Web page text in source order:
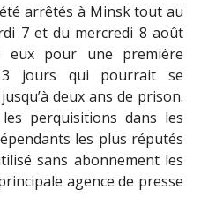
arrêtés à Minsk tout au
7 et du mercredi 8 août
eux pour une première
3 jours qui pourrait se
deux ans de prison.
perquisitions dans les
les plus réputés
sans abonnement les
agence de presse